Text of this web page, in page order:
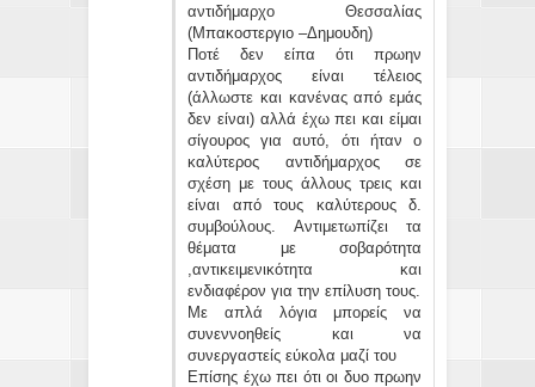
αντιδήμαρχο Θεσσαλίας
(Μπακοστεργιο –Δημουδη)
Ποτέ δεν είπα ότι πρωην
αντιδήμαρχος είναι τέλειος
(άλλωστε και κανένας από εμάς
δεν είναι) αλλά έχω πει και είμαι
σίγουρος για αυτό, ότι ήταν ο
καλύτερος αντιδήμαρχος σε
σχέση με τους άλλους τρεις και
είναι από τους καλύτερους δ.
συμβούλους. Αντιμετωπίζει τα
θέματα με σοβαρότητα
,αντικειμενικότητα και
ενδιαφέρον για την επίλυση τους.
Με απλά λόγια μπορείς να
συνεννοηθείς και να
συνεργαστείς εύκολα μαζί του
Επίσης έχω πει ότι οι δυο πρωην